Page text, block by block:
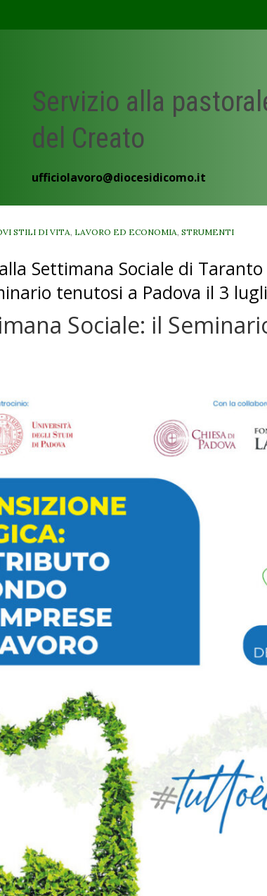
Servizio alla
del Creato
ufficiolavoro@diocesidicomo.it
STILI DI VITA LAVORO ED ECONOMIA STRUMENTI
Settimana Sociale di
tenutosi a Padova il 3
Sociale: il